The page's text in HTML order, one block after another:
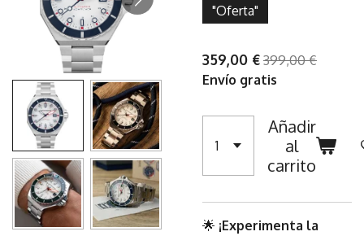
"Oferta"
359,00 €399,00 €
Envío gratis
Añadir
al
carrito
🌟 ¡Experimenta la